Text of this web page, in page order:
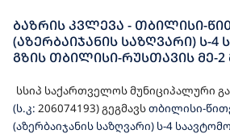
ᲑᲐᲖᲠᲘᲡ ᲙᲕᲚᲔᲕᲐ - ᲗᲑᲘᲚᲘᲡᲘ-
(ᲐᲖᲔᲠᲑᲐᲘᲯᲐᲜᲘᲡ ᲡᲐᲖᲦᲕᲐᲠᲘ) Ს-
ᲒᲖᲘᲡ ᲗᲑᲘᲚᲘᲡᲘ-ᲠᲣᲡᲗᲐᲕᲘᲡ ᲛᲔ-
ᲑᲘᲣᲯᲔᲢᲘᲗ ᲓᲐᲤᲘᲜᲐᲜᲡᲔᲑᲣᲚᲘ,
ᲛᲨᲔᲜᲔᲑᲚᲝᲑᲐ/ᲛᲝᲓᲔᲠᲜᲘᲖᲐᲪᲘᲡ
ᲡᲐᲖᲔᲓᲐᲛᲮᲔᲓᲕᲔᲚᲝ
სსიპ საქართველოს მუნიციპალური
(ს.კ: 206074193) გეგმავსთბილისი-
(აზერბაიჯანის საზღვარი) ს-4